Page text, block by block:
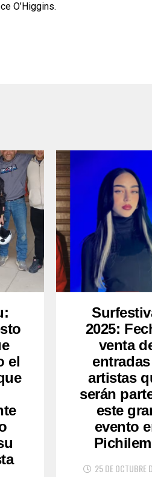
O’Higgins.
el
2025:
venta
artistas
serán
este
evento
25 DE OCTUBRE